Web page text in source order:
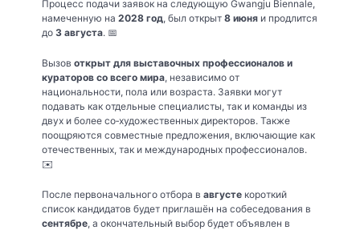
Процесс подачи заявок на следующую Gwangju Biennale,
намеченную на 2028 год, был открыт 8 июня и продлится
до 3 августа. 📅
Вызов открыт для выставочных профессионалов и
кураторов со всего мира, независимо от
национальности, пола или возраста. Заявки могут
подавать как отдельные специалисты, так и команды из
двух и более со‑художественных директоров. Также
поощряются совместные предложения, включающие как
отечественных, так и международных профессионалов.
✉️
После первоначального отбора в августе короткий
список кандидатов будет приглашён на собеседования в
сентябре, а окончательный выбор будет объявлен в